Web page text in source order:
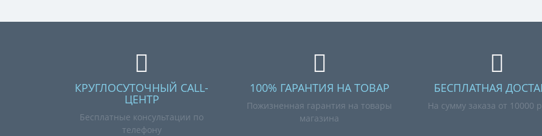
КРУГЛОСУТОЧНЫЙ CALL-
ЦЕНТР
Бесплатные консультации по
телефону
100% ГАРАНТИЯ НА ТОВАР
Пожизненная гарантия на товары
магазина
БЕСПЛАТНАЯ
На сумму заказа от 10000